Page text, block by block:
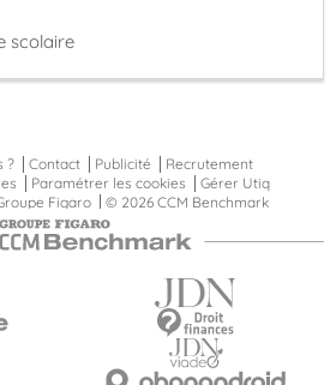
scolaire
?
Contact Publicité
Recrutement
Paramétrer les cookies
Gérer Utiq
Figaro © 2026 CCM Benchmark